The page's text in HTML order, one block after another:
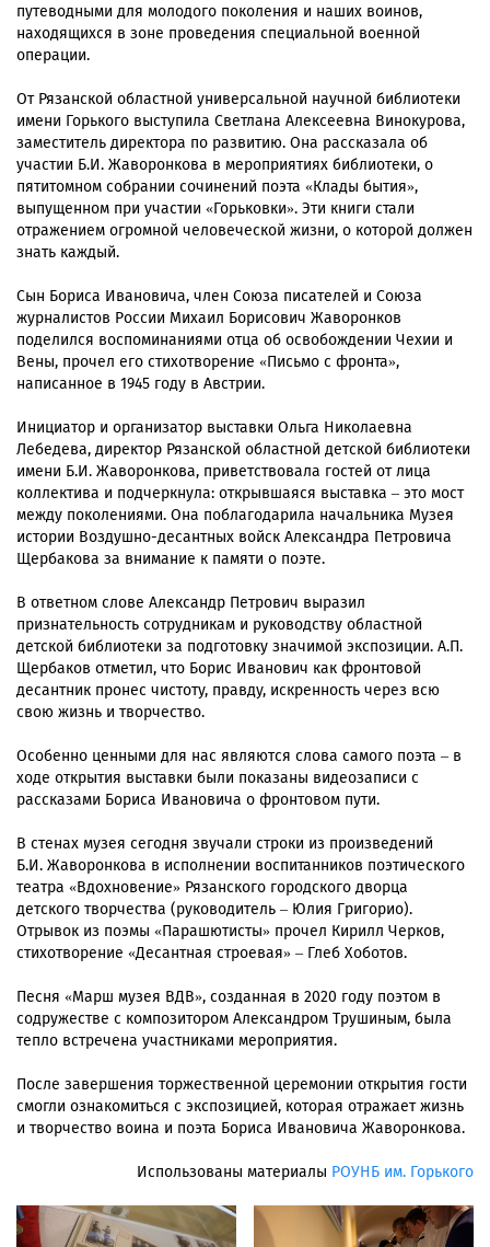
путеводными для молодого поколения и наших воинов,
находящихся в зоне проведения специальной военной
операции.
От Рязанской областной универсальной научной библиотеки
имени Горького выступила Светлана Алексеевна Винокурова,
заместитель директора по развитию. Она рассказала об
участии Б.И. Жаворонкова в мероприятиях библиотеки, о
пятитомном собрании сочинений поэта «Клады бытия»,
выпущенном при участии «Горьковки». Эти книги стали
отражением огромной человеческой жизни, о которой должен
знать каждый.
Сын Бориса Ивановича, член Союза писателей и Союза
журналистов России Михаил Борисович Жаворонков
поделился воспоминаниями отца об освобождении Чехии и
Вены, прочел его стихотворение «Письмо с фронта»,
написанное в 1945 году в Австрии.
Инициатор и организатор выставки Ольга Николаевна
Лебедева, директор Рязанской областной детской библиотеки
имени Б.И. Жаворонкова, приветствовала гостей от лица
коллектива и подчеркнула: открывшаяся выставка – это мост
между поколениями. Она поблагодарила начальника Музея
истории Воздушно-десантных войск Александра Петровича
Щербакова за внимание к памяти о поэте.
В ответном слове Александр Петрович выразил
признательность сотрудникам и руководству областной
детской библиотеки за подготовку значимой экспозиции. А.П.
Щербаков отметил, что Борис Иванович как фронтовой
десантник пронес чистоту, правду, искренность через всю
свою жизнь и творчество.
Особенно ценными для нас являются слова самого поэта – в
ходе открытия выставки были показаны видеозаписи с
рассказами Бориса Ивановича о фронтовом пути.
В стенах музея сегодня звучали строки из произведений
Б.И. Жаворонкова в исполнении воспитанников поэтического
театра «Вдохновение» Рязанского городского дворца
детского творчества (руководитель – Юлия Григорио).
Отрывок из поэмы «Парашютисты» прочел Кирилл Черков,
стихотворение «Десантная строевая» – Глеб Хоботов.
Песня «Марш музея ВДВ», созданная в 2020 году поэтом в
содружестве с композитором Александром Трушиным, была
тепло встречена участниками мероприятия.
После завершения торжественной церемонии открытия гости
смогли ознакомиться с экспозицией, которая отражает жизнь
и творчество воина и поэта Бориса Ивановича Жаворонкова.
Использованы материалы РОУНБ им. Горького